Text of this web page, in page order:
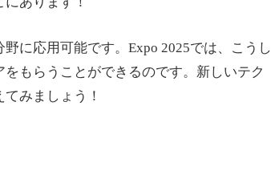
に応用可能です。Expo 2025では、こうし
もらうことができるのです。新しいテク
みましょう！